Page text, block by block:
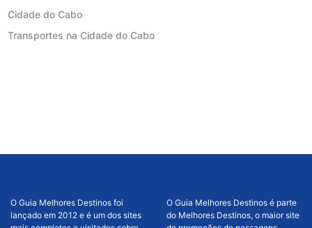
Cidade do Cabo
Transportes na Cidade do Cabo
O Guia Melhores Destinos foi
lançado em 2012 e é um dos sites
O Guia Melhores Destinos é parte
do Melhores Destinos, o maior site